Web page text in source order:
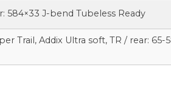
584×33 J-bend Tubeless Ready
Trail, Addix Ultra soft, TR / rear: 65-